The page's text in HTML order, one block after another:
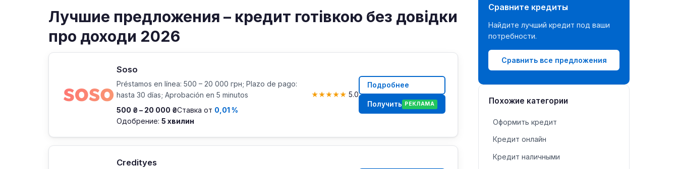
Лучшие предложения – кредит готівкою без довідки
про доходи 2026
Soso
Préstamos en línea: 500 – 20 000 грн; Plazo de pago:
hasta 30 días; Aprobación en 5 minutos
500 ₴ – 20 000 ₴Ставка от 0,01 %
Одобрение: 5 хвилин
★★★★★ 5.0
Подробнее
Получить РЕКЛАМА
Credityes
Сравните кредиты
Найдите лучший кредит под ваши
потребности.
Сравнить все предложения
Похожие категории
Оформить кредит
Кредит онлайн
Кредит наличными